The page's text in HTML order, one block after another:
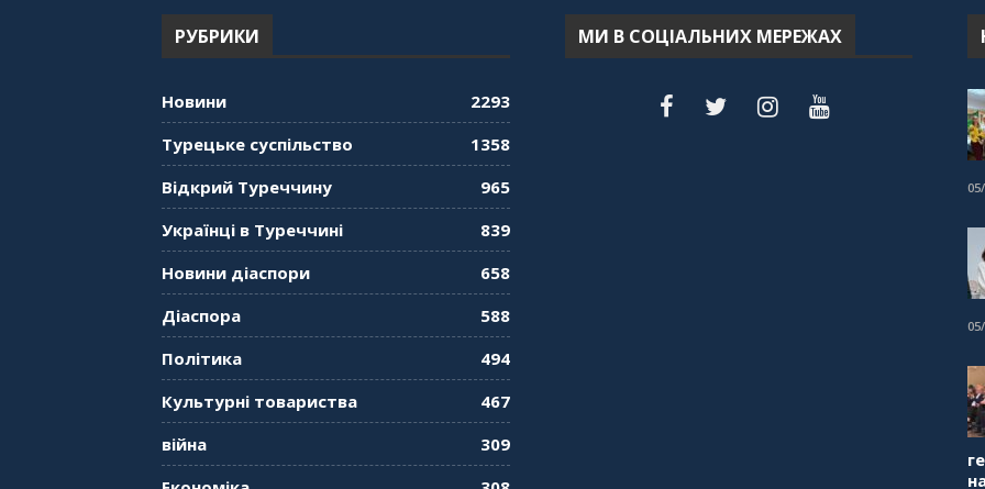
РУБРИКИ
Новини
2293
Турецьке суспільство
1358
Відкрий Туреччину
965
Українці в Туреччині
839
Новини діаспори
658
Діаспора
588
Політика
494
Культурні товариства
467
війна
309
МИ В СОЦІАЛЬНИХ МЕРЕЖАХ